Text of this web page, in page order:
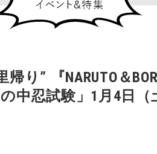
り” 『NARUTO＆
中忍試験」1月4日